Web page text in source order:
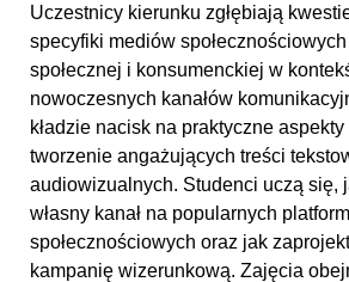
Uczestnicy kierunku zgłębiają
specyfiki mediów
społecznej i konsumenckiej w
nowoczesnych kanałów
kładzie nacisk na praktyczne
tworzenie angażujących treści
audiowizualnych. Studenci uczą się,
własny kanał na popularnych
społecznościowych oraz jak
kampanię wizerunkową. Zajęcia